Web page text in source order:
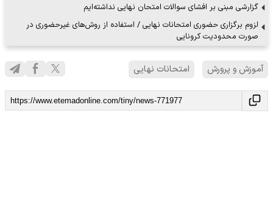
گزارشی مبنی بر افشای سوالات امتحان نهایی نداشته‌ایم
لزوم برگزاری حضوری امتحانات نهایی / استفاده از روش‌های غیرحضوری در
صورت محدودیت کرونایی
آموزش و پرورش امتحانات نهایی